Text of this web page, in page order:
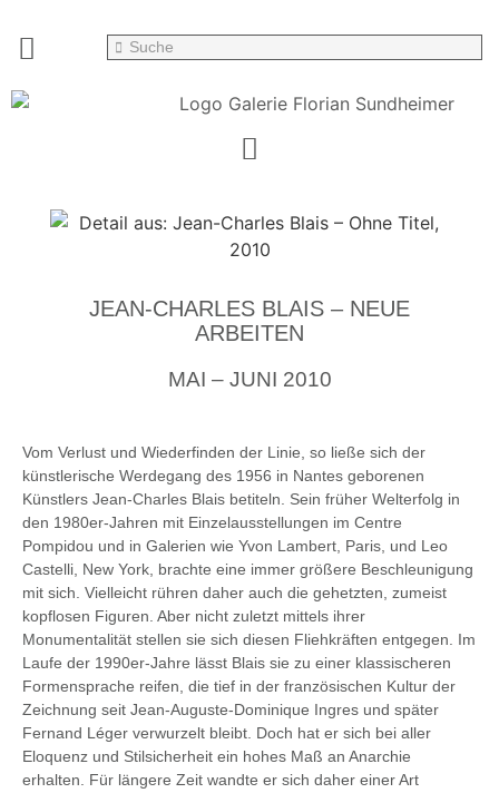
JEAN-CHARLES BLAIS – NEUE
ARBEITEN
MAI – JUNI 2010
Vom Verlust und Wiederfinden der Linie, so ließe sich der
künstlerische Werdegang des 1956 in Nantes geborenen
Künstlers Jean-Charles Blais betiteln. Sein früher Welterfolg in
den 1980er-Jahren mit Einzelausstellungen im Centre
Pompidou und in Galerien wie Yvon Lambert, Paris, und Leo
Castelli, New York, brachte eine immer größere Beschleunigung
mit sich. Vielleicht rühren daher auch die gehetzten, zumeist
kopflosen Figuren. Aber nicht zuletzt mittels ihrer
Monumentalität stellen sie sich diesen Fliehkräften entgegen. Im
Laufe der 1990er-Jahre lässt Blais sie zu einer klassischeren
Formensprache reifen, die tief in der französischen Kultur der
Zeichnung seit Jean-Auguste-Dominique Ingres und später
Fernand Léger verwurzelt bleibt. Doch hat er sich bei aller
Eloquenz und Stilsicherheit ein hohes Maß an Anarchie
erhalten. Für längere Zeit wandte er sich daher einer Art